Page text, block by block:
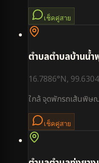
เช็คคู่สาย
ตำบลตำบลบ้านน้ำ
16.7886°N, 99.6304
ใกล้จุดพักรถเส้นพิษ
เช็คคู่สาย